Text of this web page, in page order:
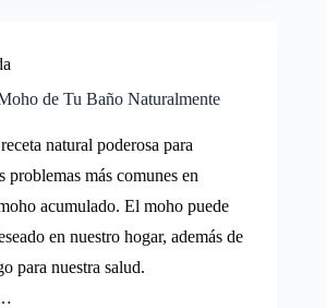
de Tu Baño Naturalmente
natural poderosa para
problemas más comunes en
acumulado. El moho puede
en nuestro hogar, además de
para nuestra salud.